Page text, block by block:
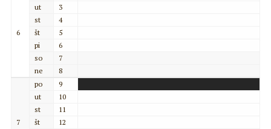
6
ut
3
st
4
št
5
pi
6
so
7
ne
8
7
po
9
ut
10
st
11
št
12